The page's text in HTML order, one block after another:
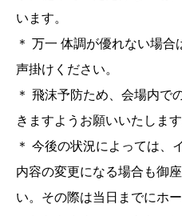
います。
＊ 万一 体調が優れない場
声掛けください。
＊ 飛沫予防ため、会場内で
きますようお願いいたしま
＊ 今後の状況によっては、
内容の変更になる場合も御
い。その際は当日までにホ